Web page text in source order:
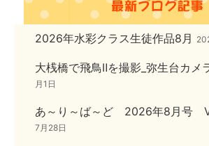
2026年水彩クラス生徒作品8月
大桟橋で飛鳥Ⅱを撮影_弥生台カメ
月1日
あ～り～ば～ど 2026年8月号
7月28日